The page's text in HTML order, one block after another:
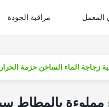
المعمل مراقبة الجودة
زجاجة الماء الساخن حزمة
مملوءة بالمطاط